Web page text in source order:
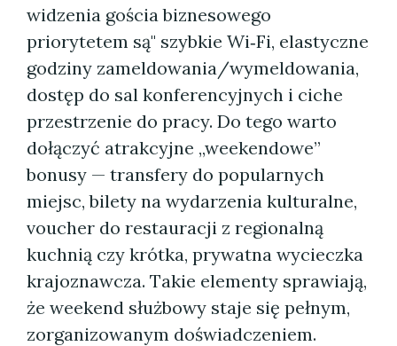
widzenia gościa biznesowego
priorytetem są" szybkie Wi‑Fi, elastyczne
godziny zameldowania/wymeldowania,
dostęp do sal konferencyjnych i ciche
przestrzenie do pracy. Do tego warto
dołączyć atrakcyjne „weekendowe”
bonusy — transfery do popularnych
miejsc, bilety na wydarzenia kulturalne,
voucher do restauracji z regionalną
kuchnią czy krótka, prywatna wycieczka
krajoznawcza. Takie elementy sprawiają,
że weekend służbowy staje się pełnym,
zorganizowanym doświadczeniem.